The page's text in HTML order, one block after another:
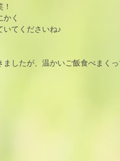
く
いてくださいね♪
ましたが、温かいご飯食べまく